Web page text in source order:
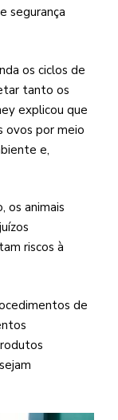
segurança
os ciclos de
tanto os
explicou que
ovos por meio
e,
os animais
riscos à
de